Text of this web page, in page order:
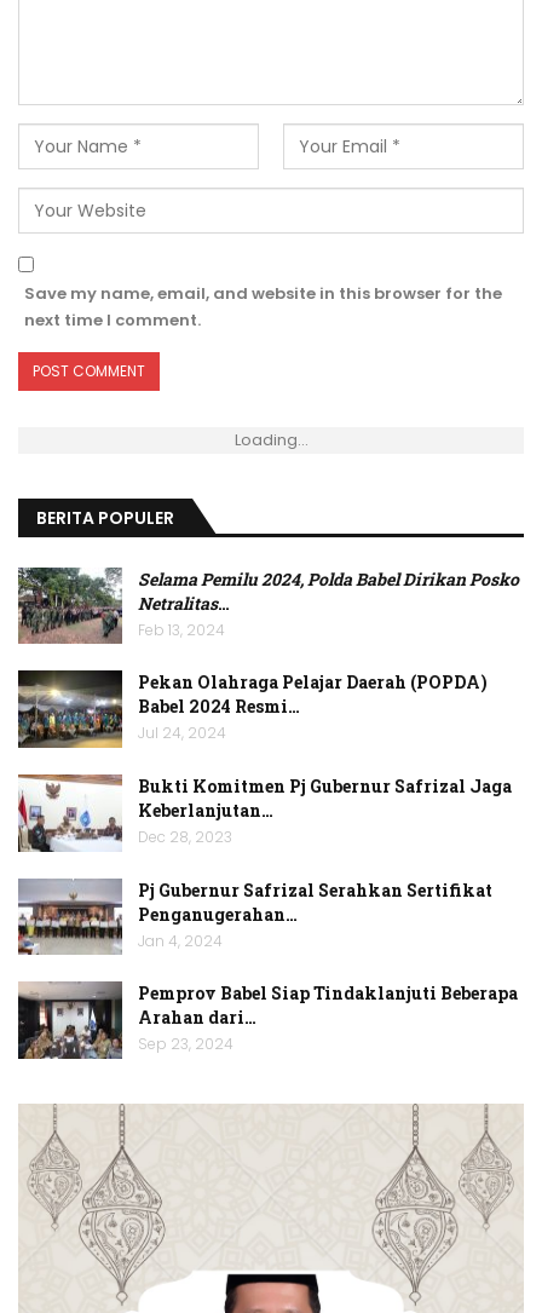
Save my name, email, and website in this browser for the
next time I comment.
Loading...
BERITA POPULER
Selama Pemilu 2024, Polda Babel Dirikan Posko
Netralitas…
Feb 13, 2024
Pekan Olahraga Pelajar Daerah (POPDA)
Babel 2024 Resmi…
Jul 24, 2024
Bukti Komitmen Pj Gubernur Safrizal Jaga
Keberlanjutan…
Dec 28, 2023
Pj Gubernur Safrizal Serahkan Sertifikat
Penganugerahan…
Jan 4, 2024
Pemprov Babel Siap Tindaklanjuti Beberapa
Arahan dari…
Sep 23, 2024